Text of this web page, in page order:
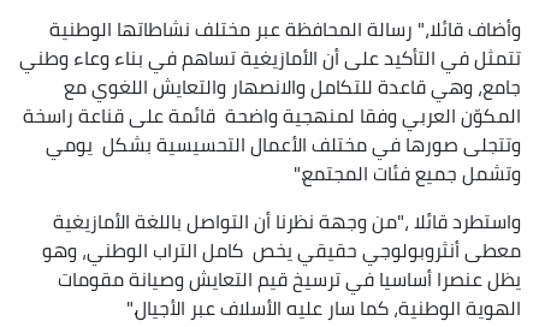
وأضاف قائلا،" رسالة المحافظة عبر مختلف نشاطاتها الوطنية
تتمثل في التأكيد على أن الأمازيغية تساهم في بناء وعاء وطني
جامع، وهي قاعدة للتكامل والانصهار والتعايش اللغوي مع
المكوّن العربي وفقا لمنهجية واضحة قائمة على قناعة راسخة
وتتجلى صورها في مختلف الأعمال التحسيسية بشكل يومي
وتشمل جميع فئات المجتمع."
واستطرد قائلا ،"من وجهة نظرنا أن التواصل باللغة الأمازيغية
معطى أنثروبولوجي حقيقي يخص كامل التراب الوطني، وهو
يظل عنصرا أساسيا في ترسيخ قيم التعايش وصيانة مقومات
الهوية الوطنية، كما سار عليه الأسلاف عبر الأجيال."